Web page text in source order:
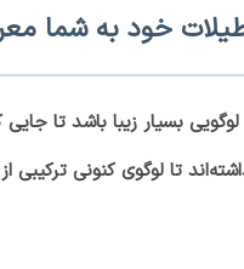
وقت گذاشته‌اند تا لوگوی کنونی